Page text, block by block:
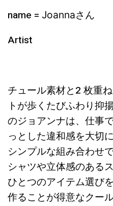
name = Joannaさん
Artist
チュール素材と2 枚重
トが歩くたびふわり抑
のジョアンナは、仕事
っとした違和感を大切
シンプルな組み合わせ
シャツや立体感のある
ひとつのアイテム選び
作ることが得意なクー